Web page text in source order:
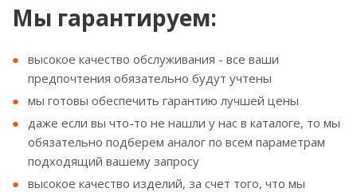
Мы гарантируем:
высокое качество обслуживания - все ваши
предпочтения обязательно будут учтены
мы готовы обеспечить гарантию лучшей цены
даже если вы что-то не нашли у нас в каталоге, то мы
обязательно подберем аналог по всем параметрам
подходящий вашему запросу
высокое качество изделий, за счет того, что мы